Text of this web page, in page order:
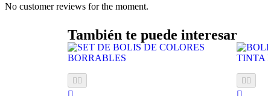
No customer reviews for the moment.
También te puede interesar
   